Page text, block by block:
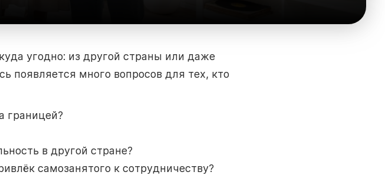
угодно: из другой страны или даже
появляется много вопросов для тех, кто
границей?
в другой стране?
самозанятого к сотрудничеству?